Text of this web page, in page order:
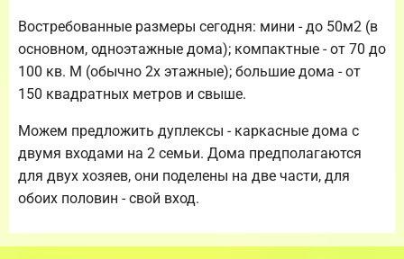
Востребованные размеры сегодня: мини - до 50м2 (в
основном, одноэтажные дома); компактные - от 70 до
100 кв. М (обычно 2х этажные); большие дома - от
150 квадратных метров и свыше.
Можем предложить дуплексы - каркасные дома с
двумя входами на 2 семьи. Дома предполагаются
для двух хозяев, они поделены на две части, для
обоих половин - свой вход.